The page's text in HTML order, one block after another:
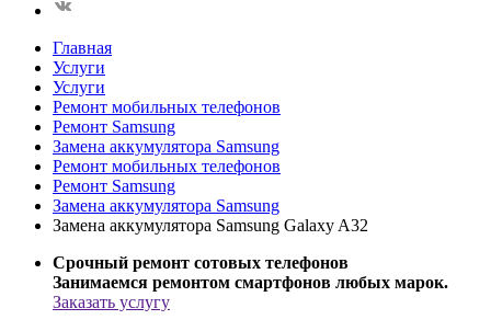
Главная
Услуги
Услуги
Ремонт мобильных телефонов
Ремонт Samsung
Замена аккумулятора Samsung
Ремонт мобильных телефонов
Ремонт Samsung
Замена аккумулятора Samsung
Замена аккумулятора Samsung Galaxy A32
Срочный ремонт сотовых телефонов
Занимаемся ремонтом смартфонов любых марок.
Заказать услугу